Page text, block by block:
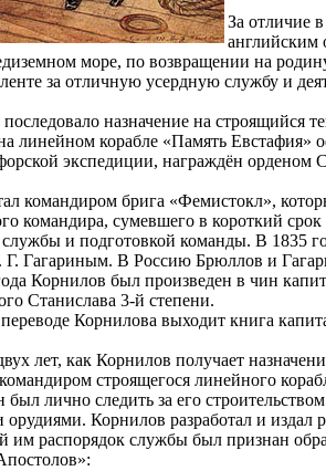
За отличие
английским
море, по возвращении на
за отличную усердную службу и
назначение на строящийся
линейном корабле «Память
экспедиции, награждён
командиром брига «Фемистокл»,
командира, сумевшего в короткий
службы и подготовкой команды. В 1835
Г. Гагариным. В Россию Брюллов и
Корнилов был произведен в чин
Станислава 3-й степени.
Корнилова выходит книга
лет, как Корнилов получает
строящегося линейного
был лично следить за его
Корнилов разработал и издал
им распорядок службы был признан